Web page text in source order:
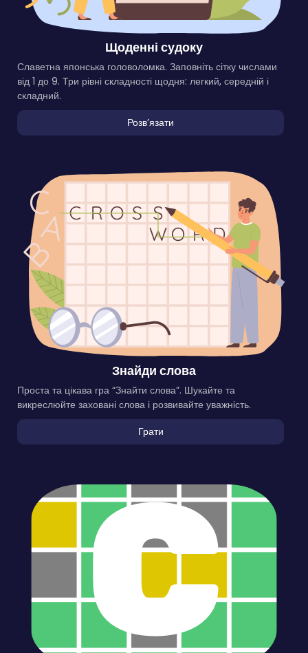
Щоденні судоку
Славетна японська головоломка. Заповніть сітку числами
від 1 до 9. Три рівні складності щодня: легкий, середній і
складний.
Розвʼязати
Знайди слова
Проста та цікава гра “Знайти слова”. Шукайте та
викреслюйте заховані слова і розвивайте уважність.
Грати